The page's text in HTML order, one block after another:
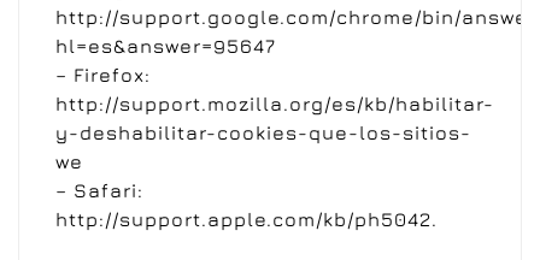
http://support.google.com/chrome/bin/
hl=es&answer=95647
– Firefox:
http://support.mozilla.org/es/kb/habilitar-
y-deshabilitar-cookies-que-los-sitios-
we
– Safari:
http://support.apple.com/kb/ph5042.